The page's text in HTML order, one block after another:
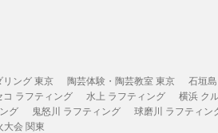
リング 東京 陶芸体験・陶芸教室 東京 石垣
コ ラフティング 水上 ラフティング 横浜 ク
グ 鬼怒川 ラフティング 球磨川 ラフティン
大会 関東